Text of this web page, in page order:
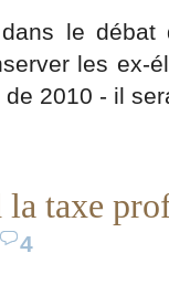
le débat
les ex-
2010 - il
taxe
4